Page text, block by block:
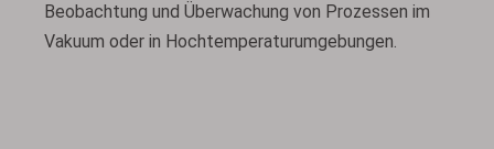
Beobachtung und Überwachung von Prozessen im
Vakuum oder in Hochtemperaturumgebungen.